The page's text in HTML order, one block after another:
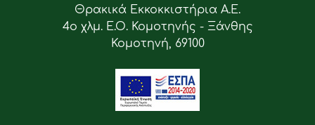
Θρακικά Εκκοκκιστήρια Α.Ε.
4ο χλμ. Ε.Ο. Κομοτηνής - Ξάνθης
Κομοτηνή, 69100